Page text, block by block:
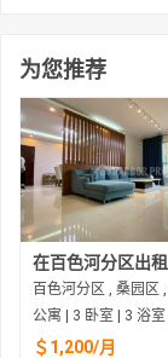
为您推荐
在百色河分区出
百色河分区 , 桑园区
公寓 | 3 卧室 | 3 浴
＄1,200/月